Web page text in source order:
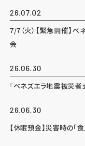
26.07.02
7/7（火）【緊急開催】
会
26.06.30
「ベネズエラ地震被災者
26.06.30
【休眠預金】災害時の「